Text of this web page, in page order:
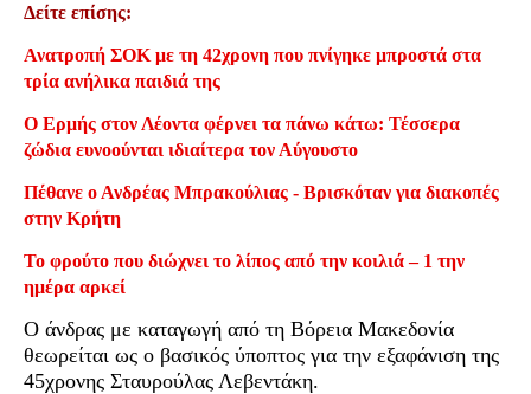
Δείτε επίσης:
Ανατροπή ΣΟΚ με τη 42χρονη που πνίγηκε μπροστά στα
τρία ανήλικα παιδιά της
Ο Ερμής στον Λέοντα φέρνει τα πάνω κάτω: Τέσσερα
ζώδια ευνοούνται ιδιαίτερα τον Αύγουστο
Πέθανε ο Ανδρέας Μπρακούλιας - Βρισκόταν για διακοπές
στην Κρήτη
Το φρούτο που διώχνει το λίπος από την κοιλιά – 1 την
ημέρα αρκεί
Ο άνδρας με καταγωγή από τη Βόρεια Μακεδονία
θεωρείται ως ο βασικός ύποπτος για την εξαφάνιση της
45χρονης Σταυρούλας Λεβεντάκη.